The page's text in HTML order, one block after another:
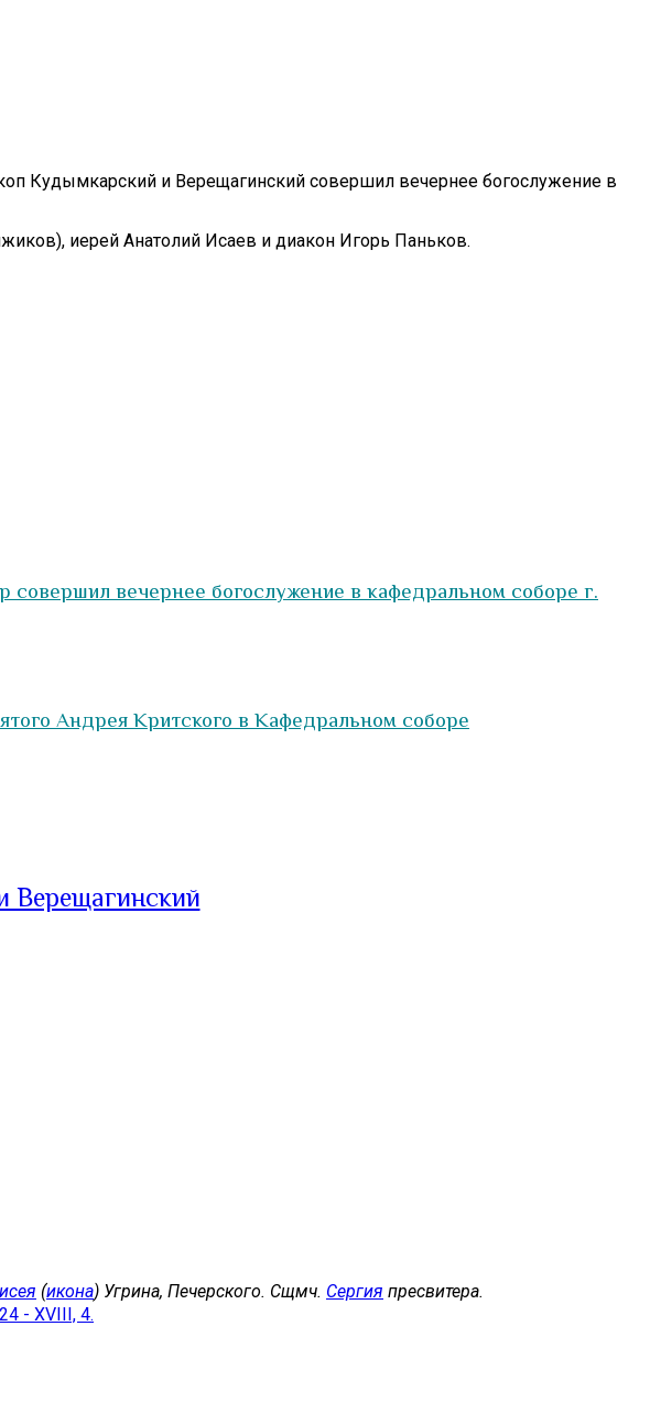
Кудымкарский и Верещагинский совершил вечернее богослужение в
иерей Анатолий Исаев и диакон Игорь Паньков.
совершил вечернее богослужение в кафедральном соборе г.
Андрея Критского в Кафедральном соборе
Верещагинский
(икона) Угрина, Печерского. Сщмч. Сергия пресвитера.
- XVIII, 4.